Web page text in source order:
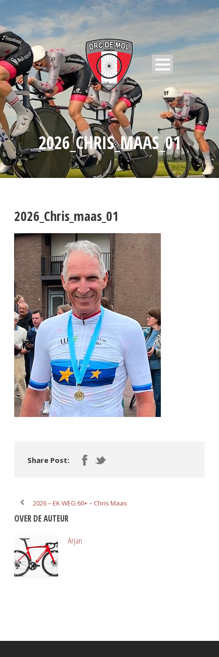
2026_CHRIS_MAAS_01
2026_Chris_maas_01
Share Post:
2026 – EK WEG 60+ – Chris Maas
OVER DE AUTEUR
Arjan